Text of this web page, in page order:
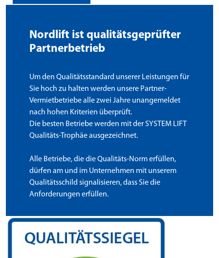
Nordlift ist qualitätsgeprüfter
Partnerbetrieb
Um den Qualitätsstandard unserer Leistungen für
Sie hoch zu halten werden unsere Partner-
Vermietbetriebe alle zwei Jahre unangemeldet
nach hohen Kriterien überprüft.
Die besten Betriebe werden mit der SYSTEM LIFT
Qualitäts-Trophäe ausgezeichnet.
Alle Betriebe, die die Qualitäts-Norm erfüllen,
dürfen am und im Unternehmen mit unserem
Qualitätsschild signalisieren, dass Sie die
Anforderungen erfüllen.